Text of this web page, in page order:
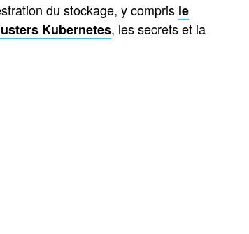
du stockage, y compris le
Kubernetes, les secrets et la